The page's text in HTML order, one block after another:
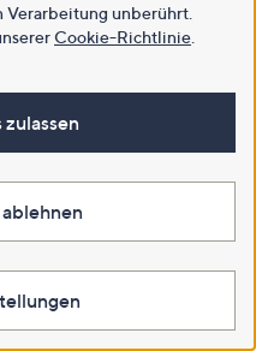
unberührt.
Cookie-Richtlinie